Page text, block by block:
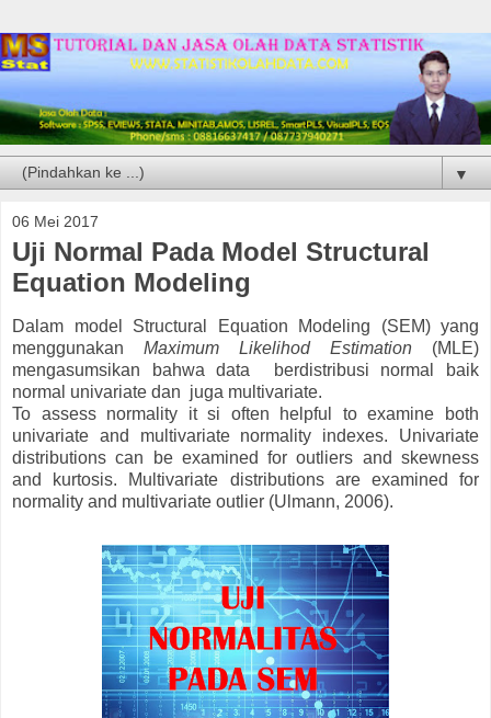
▼
06 Mei 2017
Uji Normal Pada Model Structural
Equation Modeling
Dalam model Structural Equation Modeling (SEM) yang
menggunakan Maximum Likelihod Estimation (MLE)
mengasumsikan bahwa data berdistribusi normal baik
normal univariate dan juga multivariate.
To assess normality it si often helpful to examine both
univariate and multivariate normality indexes. Univariate
distributions can be examined for outliers and skewness
and kurtosis. Multivariate distributions are examined for
normality and multivariate outlier (Ulmann, 2006).